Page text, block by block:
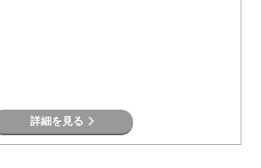
詳細を見る